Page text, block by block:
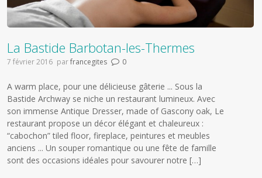
La Bastide Barbotan-les-Thermes
7 février 2016 parfrancegites 0
A warm place, pour une délicieuse gâterie ... Sous la
Bastide Archway se niche un restaurant lumineux. Avec
son immense Antique Dresser, made of Gascony oak, Le
restaurant propose un décor élégant et chaleureux :
“cabochon” tiled floor, fireplace, peintures et meubles
anciens ... Un souper romantique ou une fête de famille
sont des occasions idéales pour savourer notre […]